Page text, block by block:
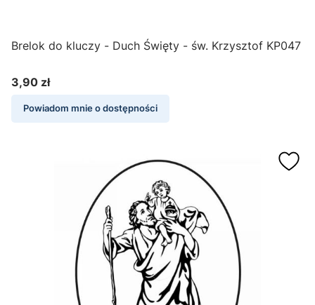
Brelok do kluczy - Duch Święty - św. Krzysztof KP047
Cena
3,90 zł
Powiadom mnie o dostępności